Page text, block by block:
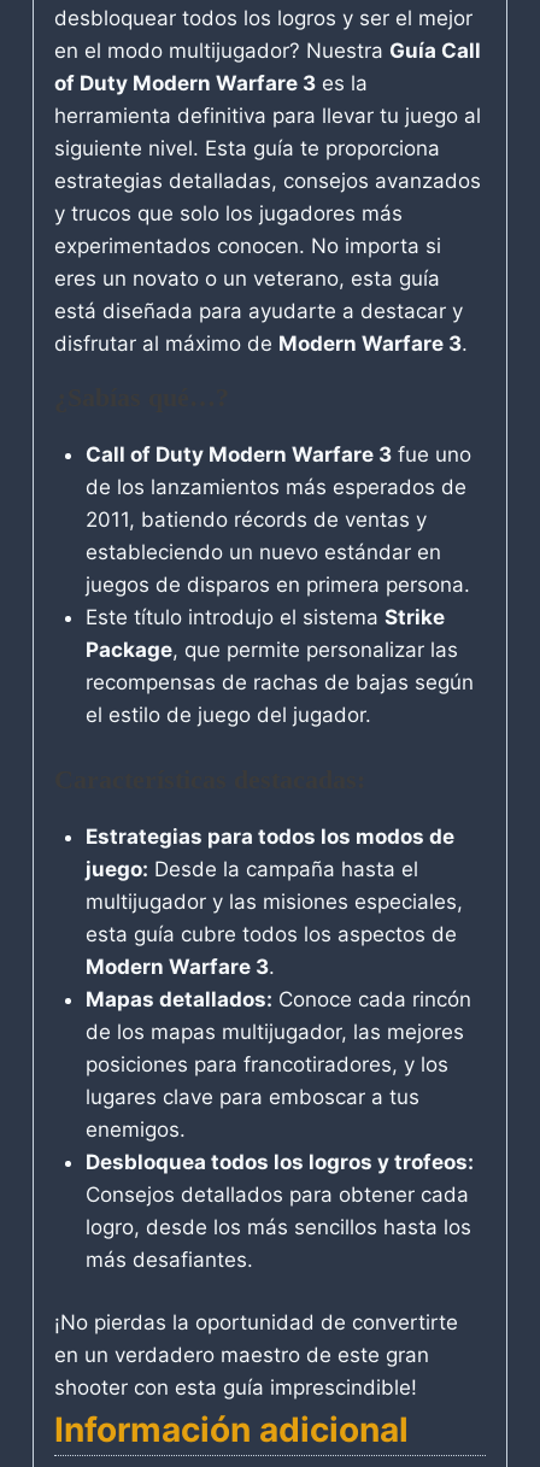
desbloquear todos los logros y ser el mejor
en el modo multijugador? Nuestra Guía Call
of Duty Modern Warfare 3 es la
herramienta definitiva para llevar tu juego al
siguiente nivel. Esta guía te proporciona
estrategias detalladas, consejos avanzados
y trucos que solo los jugadores más
experimentados conocen. No importa si
eres un novato o un veterano, esta guía
está diseñada para ayudarte a destacar y
disfrutar al máximo de Modern Warfare 3.
Call of Duty Modern Warfare 3fue uno
de los lanzamientos más esperados de
2011, batiendo récords de ventas y
estableciendo un nuevo estándar en
juegos de disparos en primera persona.
Este título introdujo el sistema Strike
Package, que permite personalizar las
recompensas de rachas de bajas según
el estilo de juego del jugador.
Estrategias para todos los modos de
juego: Desde la campaña hasta el
multijugador y las misiones especiales,
esta guía cubre todos los aspectos de
Modern Warfare 3.
Mapas detallados: Conoce cada rincón
de los mapas multijugador, las mejores
posiciones para francotiradores, y los
lugares clave para emboscar a tus
enemigos.
Desbloquea todos los logros y trofeos:
Consejos detallados para obtener cada
logro, desde los más sencillos hasta los
más desafiantes.
¡No pierdas la oportunidad de convertirte
en un verdadero maestro de este gran
shooter con esta guía imprescindible!
Información adicional